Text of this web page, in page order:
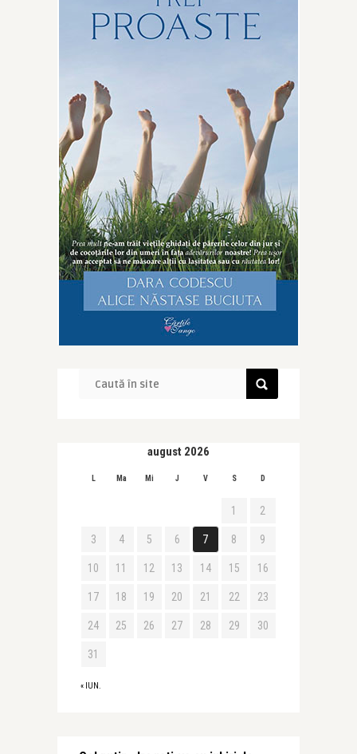
august 2026
L Ma Mi J V S D
« IUN.
1 2
3 4 5 6 7 8 9
10 11 12 13 14 15 16
17 18 19 20 21 22 23
24 25 26 27 28 29 30
31